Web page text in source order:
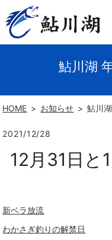
鮎川湖
HOME お知らせ 鮎川
2021/12/28
12月31日と
新ベラ放流
わかさぎ釣りの解禁日